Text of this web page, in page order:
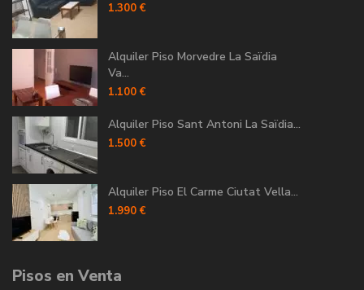
1.300 €
Alquiler Piso Morvedre La Saïdia
Va...
1.100 €
Alquiler Piso Sant Antoni La Saïdia...
1.500 €
Alquiler Piso El Carme Ciutat Vella...
1.990 €
Pisos en Venta